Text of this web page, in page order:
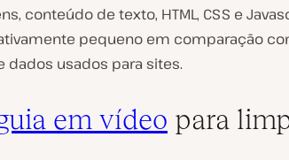
conteúdo de texto, HTML, CSS e
pequeno em comparação
usados para sites.
em vídeo para